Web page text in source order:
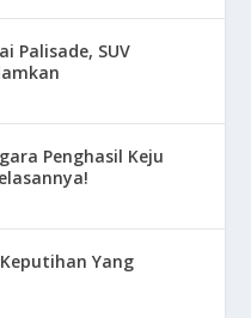
Palisade, SUV
Penghasil Keju
Yang